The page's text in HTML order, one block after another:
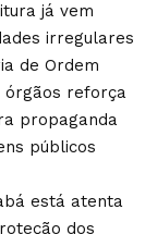
já vem
irregulares
de Ordem
órgãos reforça
propaganda
públicos
está atenta
dos